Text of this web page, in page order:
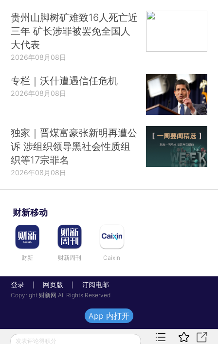
贵州山脚树矿难致16人死亡近
三年 矿长涉罪被罢免全国人
大代表
2026年08月08日
专栏｜沃什遭遇信任危机
2026年08月08日
独家｜晋煤富豪张新明再遭公
诉 涉组织领导黑社会性质组
织等17宗罪名
2026年08月08日
财新移动
财新 财新周刊 Caixin
登录 网页版 订阅电邮
Copyright 财新网 All Rights Reserved
发表评论得积分
App 内打开